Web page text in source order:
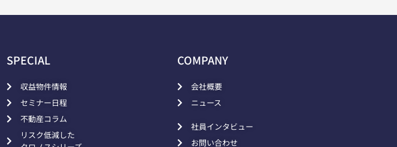
SPECIAL
収益物件情報
セミナー日程
不動産コラム
リスク低減した
COMPANY
会社概要
ニュース
社員インタビュー
お問い合わせ